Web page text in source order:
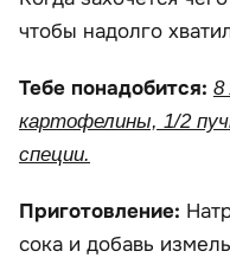
чтобы надолго
Тебе понадобится: 8
картофелины, 1/2
специи.
Приготовление:
сока и добавь